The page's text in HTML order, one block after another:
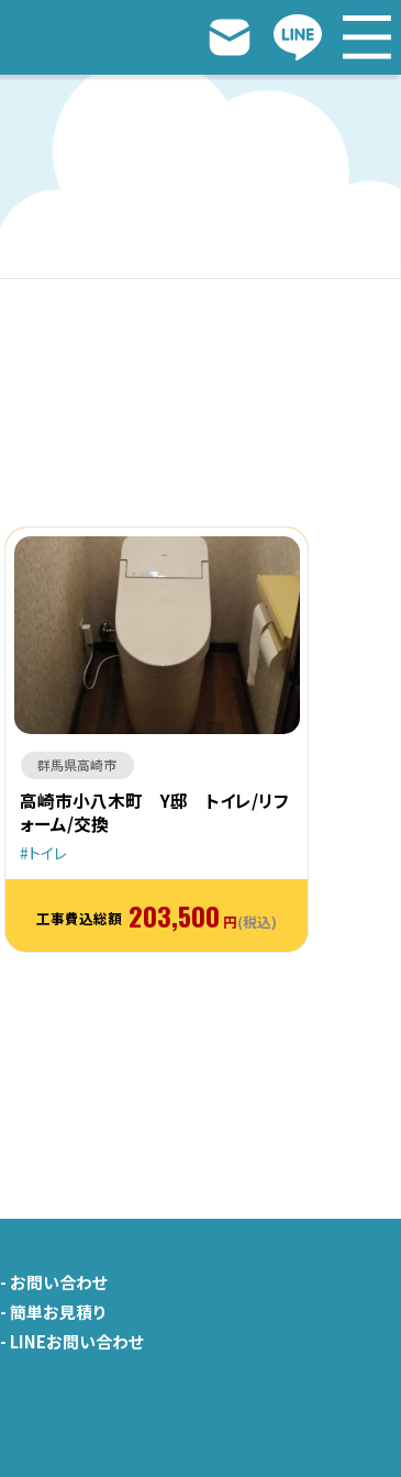
群馬県高崎市
高崎市小八木町 Y邸 トイレ/リフ
ォーム/交換
トイレ
工事費込総額 203,500 円(税込)
- お問い合わせ
-簡単お見積り
- LINEお問い合わせ